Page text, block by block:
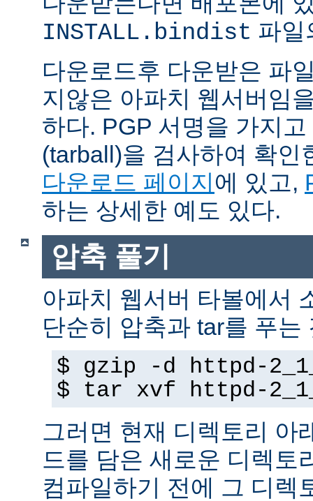
INSTALL.bindist 파일
다운로드후 다운받은 파
지않은 아파치 웹서버임
하다. PGP 서명을 가지
(tarball)을 검사하여 확인
다운로드 페이지 에 있고,
하는 상세한 예도 있다.
압축 풀기
아파치 웹서버 타볼에서
단순히 압축과 tar를 푸는
$ gzip -d httpd-
$ tar xvf httpd-
그러면 현재 디렉토리 아
드를 담은 새로운 디렉토
컴파일하기 전에 그 디렉